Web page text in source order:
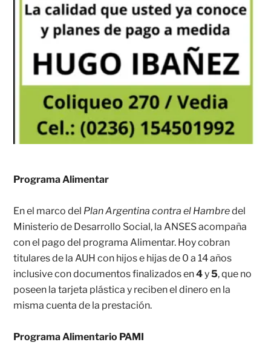
Programa Alimentar
En el marco del Plan Argentina contra el Hambredel
Ministerio de Desarrollo Social, la ANSES acompaña
con el pago del programa Alimentar. Hoy cobran
titulares de la AUH con hijos e hijas de 0 a 14 años
inclusive con documentos finalizados en4y5, que no
poseen la tarjeta plástica y reciben el dinero en la
misma cuenta de la prestación.
Programa Alimentario PAMI